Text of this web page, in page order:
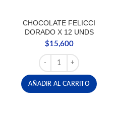
CHOCOLATE FELICCI
DORADO X 12 UNDS
$15,600
CHOCOLATE FELICCI
AÑADIR AL CARRITO